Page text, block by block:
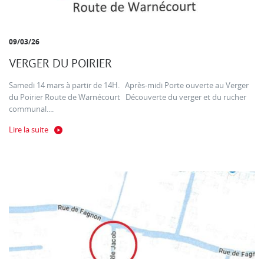
09/03/26
VERGER DU POIRIER
Samedi 14 mars à partir de 14H. Après-midi Porte ouverte au Verger
du Poirier Route de Warnécourt Découverte du verger et du rucher
communal....
Lire la suite